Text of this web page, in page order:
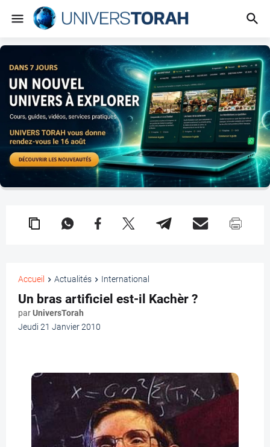
Accueil Actualités International
Un bras artificiel est-il Kachèr ?
parUniversTorah
Jeudi 21 Janvier 2010